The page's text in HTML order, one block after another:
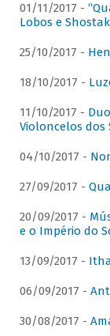
01/11/2017 -
Lobos e
25/10/2017 -
18/10/2017 -
11/10/2017 -
Violoncelos dos
04/10/2017 -
27/09/2017 -
20/09/2017 -
e o Império do
13/09/2017 -
06/09/2017 -
30/08/2017 -